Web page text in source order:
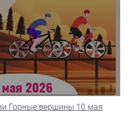
Горные вершины 10 мая